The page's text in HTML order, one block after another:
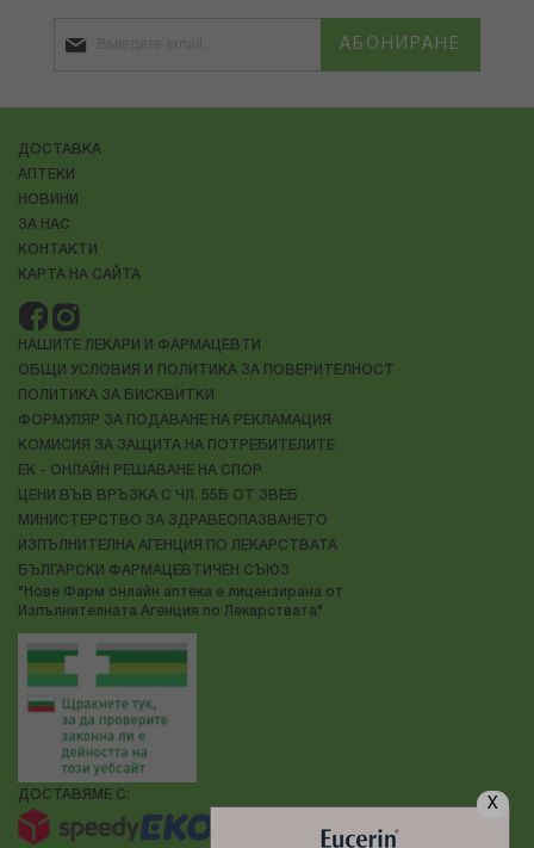
X
АБОНИРАНЕ
ДОСТАВКА
АПТЕКИ
НОВИНИ
ЗА НАС
КОНТАКТИ
КАРТА НА САЙТА
НАШИТЕ ЛЕКАРИ И ФАРМАЦЕВТИ
ОБЩИ УСЛОВИЯ И ПОЛИТИКА ЗА ПОВЕРИТЕЛНОСТ
ПОЛИТИКА ЗА БИСКВИТКИ
ФОРМУЛЯР ЗА ПОДАВАНЕ НА РЕКЛАМАЦИЯ
КОМИСИЯ ЗА ЗАЩИТА НА ПОТРЕБИТЕЛИТЕ
ЕК - ОНЛАЙН РЕШАВАНЕ НА СПОР
ЦЕНИ ВЪВ ВРЪЗКА С ЧЛ. 55Б ОТ ЗВЕБ
МИНИСТЕРСТВО ЗА ЗДРАВЕОПАЗВАНЕТО
ИЗПЪЛНИТЕЛНА АГЕНЦИЯ ПО ЛЕКАРСТВАТА
БЪЛГАРСКИ ФАРМАЦЕВТИЧЕН СЪЮЗ
"Нове Фарм онлайн аптека е лицензирана от
Изпълнителната Агенция по Лекарствата"
ДОСТАВЯМЕ С: